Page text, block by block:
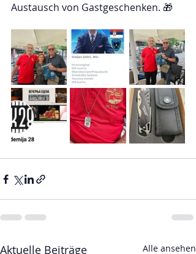
Austausch von Gastgeschenken. 🎁
Aktuelle Beiträge Alle ansehen